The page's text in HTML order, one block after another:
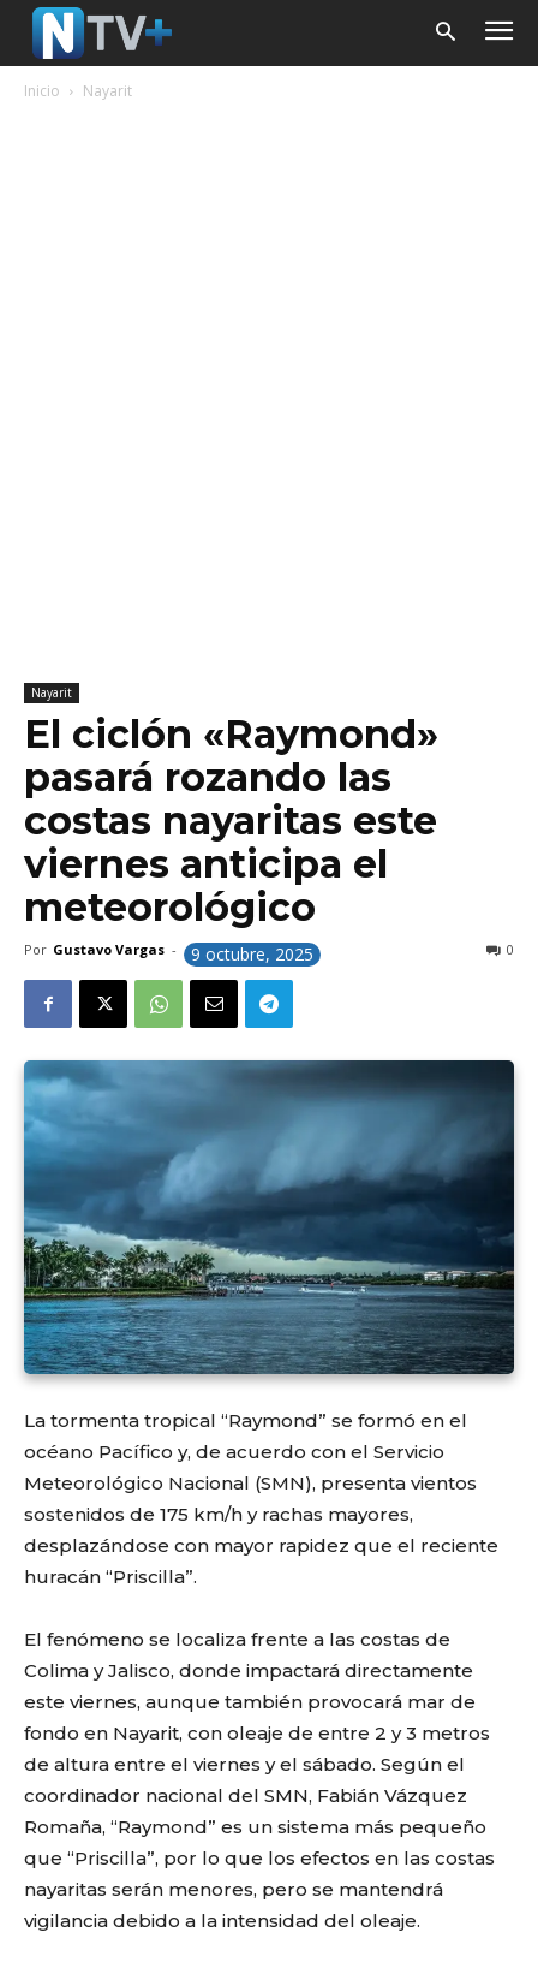
Inicio Nayarit
Nayarit
El ciclón «Raymond»
pasará rozando las
costas nayaritas este
viernes anticipa el
meteorológico
Por Gustavo Vargas - 9 octubre, 2025 0
La tormenta tropical “Raymond” se formó en el
océano Pacífico y, de acuerdo con el Servicio
Meteorológico Nacional (SMN), presenta vientos
sostenidos de 175 km/h y rachas mayores,
desplazándose con mayor rapidez que el reciente
huracán “Priscilla”.
El fenómeno se localiza frente a las costas de
Colima y Jalisco, donde impactará directamente
este viernes, aunque también provocará mar de
fondo en Nayarit, con oleaje de entre 2 y 3 metros
de altura entre el viernes y el sábado. Según el
coordinador nacional del SMN, Fabián Vázquez
Romaña, “Raymond” es un sistema más pequeño
que “Priscilla”, por lo que los efectos en las costas
nayaritas serán menores, pero se mantendrá
vigilancia debido a la intensidad del oleaje.